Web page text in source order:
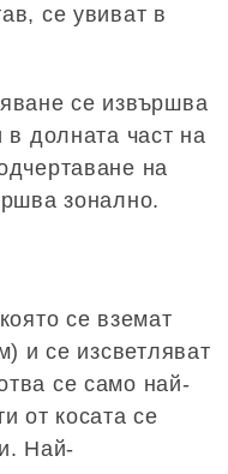
се увиват в
се извършва
в долната част на
на
зонално.
се вземат
и се изсветляват
се само най-
от косата се
Най-